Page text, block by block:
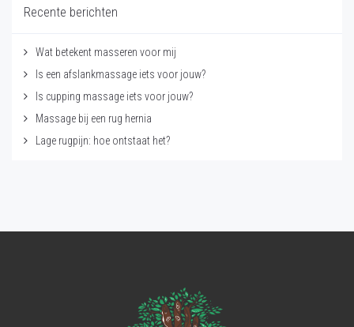
Recente berichten
Wat betekent masseren voor mij
Is een afslankmassage iets voor jouw?
Is cupping massage iets voor jouw?
Massage bij een rug hernia
Lage rugpijn: hoe ontstaat het?